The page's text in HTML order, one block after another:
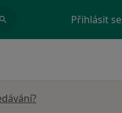
Přihlásit se